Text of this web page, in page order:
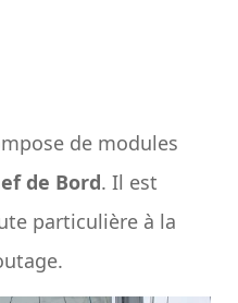
de modules
de Bord. Il est
particulière à la